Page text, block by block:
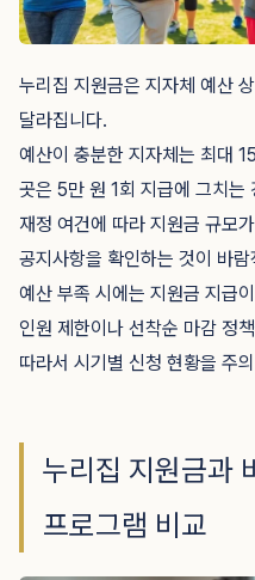
누리집 지원금은 지자체 예산
달라집니다.
예산이 충분한 지자체는 최대
곳은 5만 원 1회 지급에 그치는
재정 여건에 따라 지원금 규모
공지사항을 확인하는 것이 바람
예산 부족 시에는 지원금 지급
인원 제한이나 선착순 마감 정
따라서 시기별 신청 현황을 주
누리집 지원금과
프로그램 비교